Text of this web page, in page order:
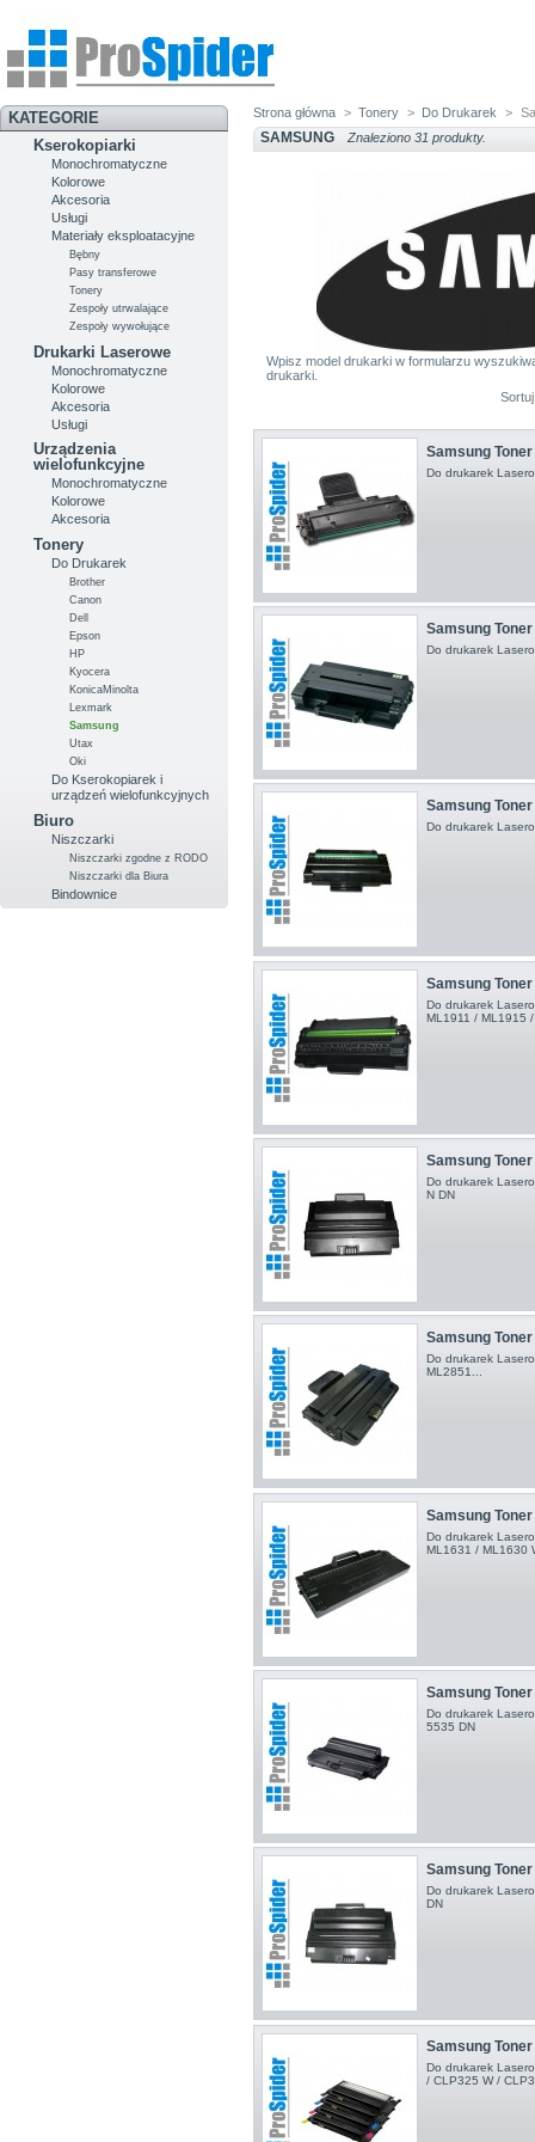
KATEGORIE
Kserokopiarki
Monochromatyczne
Kolorowe
Akcesoria
Usługi
Materiały eksploatacyjne
Bębny
Pasy transferowe
Tonery
Zespoły utrwalające
Zespoły wywołujące
Drukarki Laserowe
Monochromatyczne
Kolorowe
Akcesoria
Usługi
Urządzenia
wielofunkcyjne
Monochromatyczne
Kolorowe
Akcesoria
Tonery
Do Drukarek
Brother
Canon
Dell
Epson
HP
Kyocera
KonicaMinolta
Lexmark
Samsung
Utax
Oki
Do Kserokopiarek i
urządzeń wielofunkcyjnych
Biuro
Niszczarki
Niszczarki zgodne z RODO
Niszczarki dla Biura
Bindownice
Strona główna > Tonery > Do Drukarek >
SAMSUNG Znaleziono 31 produkty.
Wpisz model drukarki w formularzu
drukarki.
Sortuj
Samsung
Do drukarek
Samsung
Do drukarek
Samsung
Do drukarek
Samsung
Do drukarek
ML1911 / ML1915
Samsung
Do drukarek
N DN
Samsung
Do drukarek
ML2851...
Samsung
Do drukarek
ML1631 / ML1630
Samsung
Do drukarek
5535 DN
Samsung
Do drukarek
DN
Samsung
Do drukarek
/ CLP325 W /